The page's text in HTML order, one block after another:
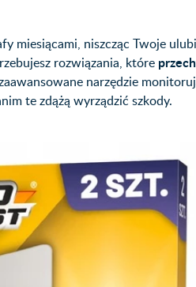
miesiącami, niszcząc Twoje
rozwiązania, które
narzędzie
te zdążą wyrządzić szkody.